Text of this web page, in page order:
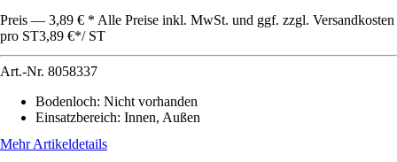
Preis — 3,89 € * Alle Preise inkl. MwSt. und ggf. zzgl. Versandkosten
pro ST3,89 €*/ ST
Art.-Nr. 8058337
Bodenloch: Nicht vorhanden
Einsatzbereich: Innen, Außen
Mehr Artikeldetails